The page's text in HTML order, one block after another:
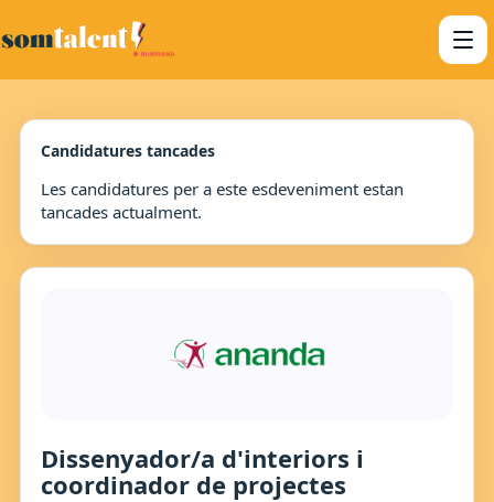
Candidatures tancades
Les candidatures per a este esdeveniment estan
tancades actualment.
Dissenyador/a d'interiors i
coordinador de projectes